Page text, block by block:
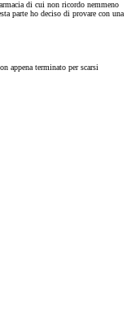
di cui non ricordo nemmeno
parte ho deciso di provare con una
appena terminato per scarsi